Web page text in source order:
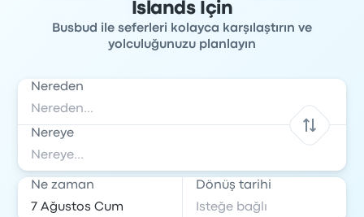
Islands İçin
Busbud ile seferleri kolayca karşılaştırın ve
yolculuğunuzu planlayın
Nereden
Nereye
Ne zaman Dönüş tarihi